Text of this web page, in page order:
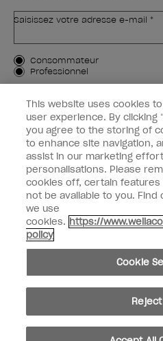
Saisissez votre adresse e-mail *
Type de client
Consommateur
Professionnel
M'INSCRIRE
Informations clients
OPI & vous
instagramfacebook
Copyright 2026, Wella Operations US
This website uses cookies
user experience. By clicking
you agree to the storing of
to enhance site navigation,
assist in our marketing
personalisations. Please
cookies off, certain
not be available to you.
we use
cookies. https://
policy
Cookie
Reject